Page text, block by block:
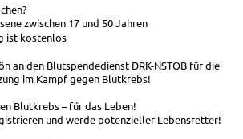
zwischen 17 und 50 Jahren
ist kostenlos
an den Blutspendedienst DRK-NSTOB für die
im Kampf gegen Blutkrebs!
Blutkrebs – für das Leben!
und werde potenzieller Lebensretter!